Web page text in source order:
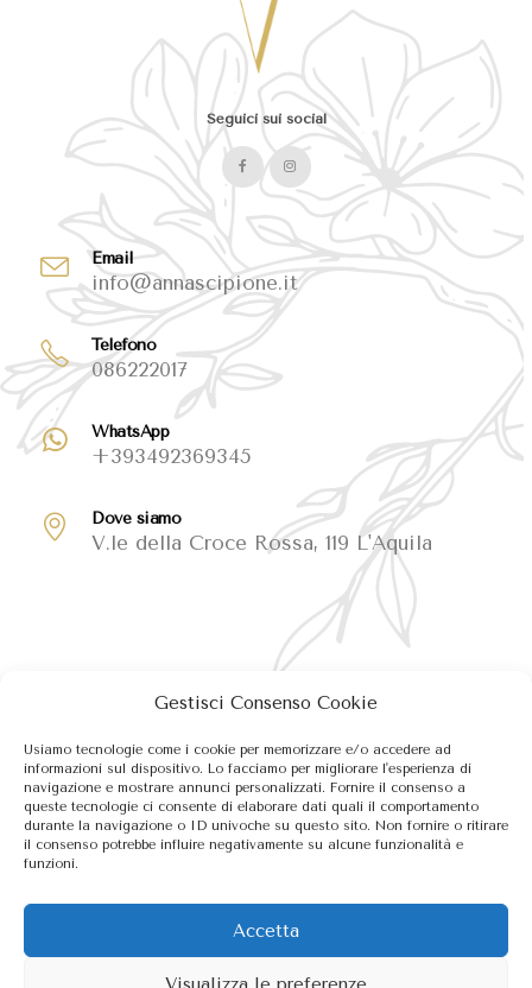
Gestisci Consenso Cookie
Usiamo tecnologie come i cookie per memorizzare e/o accedere ad
informazioni sul dispositivo. Lo facciamo per migliorare l'esperienza di
navigazione e mostrare annunci personalizzati. Fornire il consenso a
queste tecnologie ci consente di elaborare dati quali il comportamento
durante la navigazione o ID univoche su questo sito. Non fornire o ritirare
il consenso potrebbe influire negativamente su alcune funzionalità e
funzioni.
Accetta
Seguici sui social
Email
info@annascipione.it
Telefono
086222017
WhatsApp
+393492369345
Dove siamo
V.le della Croce Rossa, 119 L'Aquila